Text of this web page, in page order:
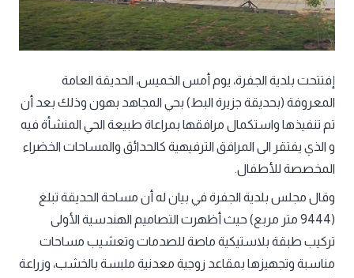
إفتتحت بلدية الجفرة، يوم أمس الخميس، الحديقة العامة
المعروفة (بحديقة جزيرة البط) بحي المجاهد بهون وذلك بعد أن
تم تنفيذها واستكمال مرافقها بمراعاة طبيعة الحي المنشأة فيه
و الذي يفتقر الى المرافق الترفيهية كالحدائق والمساحات الخضراء
المخصصة للأطفال.
وقال مجلس بلدية الجفرة في بيان له أن مساحة الحديقة تبلغ
(9444 متر مربع) حيث أظهرت التصاميم الهندسية الأولى
تركيب طبقة بلاستيكية ماصة للصدمات وتعشيب مساحات
مناسبة وتجهيزها بمقاعد زوجية معدنية ملبسة بالخشب، وزراعة